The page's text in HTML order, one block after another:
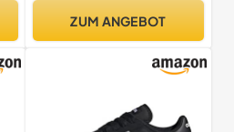
ZUM ANGEBOT